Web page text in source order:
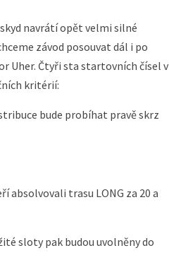
navrátí opět velmi silné
závod posouvat dál i po
Uher. Čtyři sta startovních čísel v
kritérií:
bude probíhat pravě skrz
absolvovali trasu LONG za 20 a
sloty pak budou uvolněny do